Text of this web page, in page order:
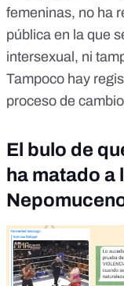
femeninas, no ha
pública en la que
intersexual, ni
Tampoco hay
proceso de
El bulo de
ha matado